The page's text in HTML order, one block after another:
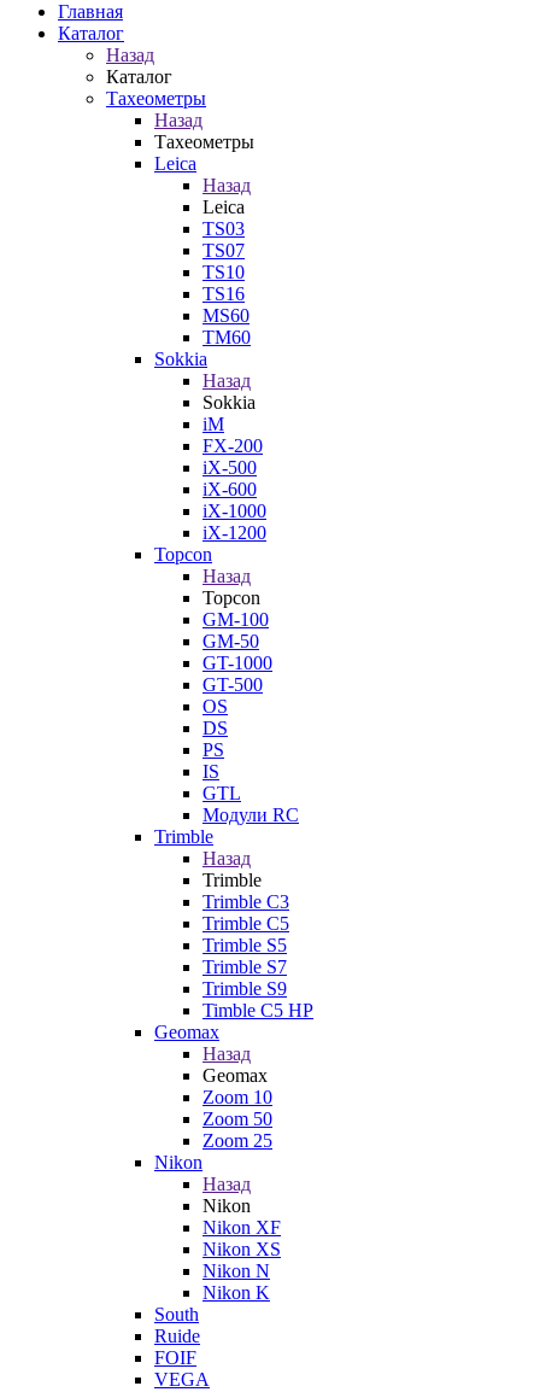
Главная
Каталог
Назад
Каталог
Тахеометры
Назад
Тахеометры
Leica
Назад
Leica
TS03
TS07
TS10
TS16
MS60
TM60
Sokkia
Назад
Sokkia
iM
FX-200
iX-500
iX-600
iX-1000
iX-1200
Topcon
Назад
Topcon
GM-100
GM-50
GT-1000
GT-500
OS
DS
PS
IS
GTL
Модули RC
Trimble
Назад
Trimble
Trimble C3
Trimble C5
Trimble S5
Trimble S7
Trimble S9
Timble C5 HP
Geomax
Назад
Geomax
Zoom 10
Zoom 50
Zoom 25
Nikon
Назад
Nikon
Nikon XF
Nikon XS
Nikon N
Nikon K
South
Ruide
FOIF
VEGA